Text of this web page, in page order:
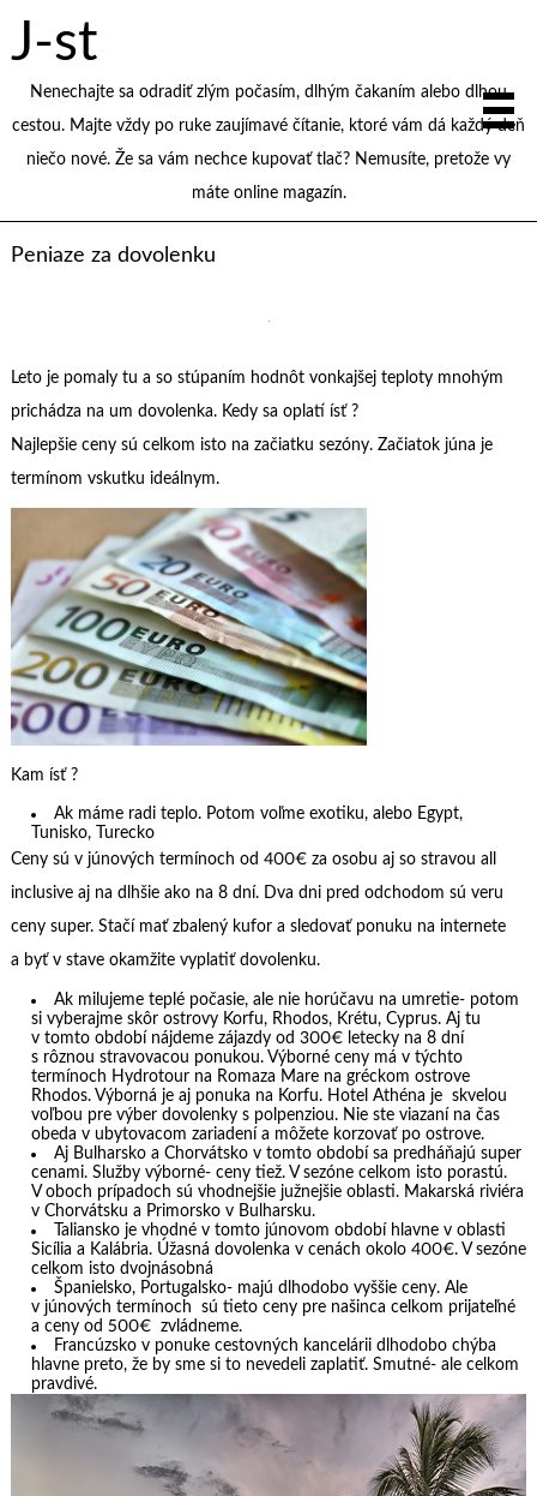
J-st
Nenechajte sa odradiť zlým počasím, dlhým čakaním alebo dlhou
cestou. Majte vždy po ruke zaujímavé čítanie, ktoré vám dá každý deň
niečo nové. Že sa vám nechce kupovať tlač? Nemusíte, pretože vy
máte online magazín.
Peniaze za dovolenku
Leto je pomaly tu a so stúpaním hodnôt vonkajšej teploty mnohým
prichádza na um dovolenka. Kedy sa oplatí ísť ?
Najlepšie ceny sú celkom isto na začiatku sezóny. Začiatok júna je
termínom vskutku ideálnym.
Kam ísť ?
Ak máme radi teplo. Potom voľme exotiku, alebo Egypt,
Tunisko, Turecko
Ceny sú v júnových termínoch od 400€ za osobu aj so stravou all
inclusive aj na dlhšie ako na 8 dní. Dva dni pred odchodom sú veru
ceny super. Stačí mať zbalený kufor a sledovať ponuku na internete
a byť v stave okamžite vyplatiť dovolenku.
Ak milujeme teplé počasie, ale nie horúčavu na umretie- potom
si vyberajme skôr ostrovy Korfu, Rhodos, Krétu, Cyprus. Aj tu
v tomto období nájdeme zájazdy od 300€ letecky na 8 dní
s rôznou stravovacou ponukou. Výborné ceny má v týchto
termínoch Hydrotour na Romaza Mare na gréckom ostrove
Rhodos. Výborná je aj ponuka na Korfu. Hotel Athéna je skvelou
voľbou pre výber dovolenky s polpenziou. Nie ste viazaní na čas
obeda v ubytovacom zariadení a môžete korzovať po ostrove.
Aj Bulharsko a Chorvátsko v tomto období sa predháňajú super
cenami. Služby výborné- ceny tiež. V sezóne celkom isto porastú.
V oboch prípadoch sú vhodnejšie južnejšie oblasti. Makarská riviéra
v Chorvátsku a Primorsko v Bulharsku.
Taliansko je vhodné v tomto júnovom období hlavne v oblasti
Sicília a Kalábria. Úžasná dovolenka v cenách okolo 400€. V sezóne
celkom isto dvojnásobná
Španielsko, Portugalsko- majú dlhodobo vyššie ceny. Ale
v júnových termínoch sú tieto ceny pre našinca celkom prijateľné
a ceny od 500€ zvládneme.
Francúzsko v ponuke cestovných kancelárii dlhodobo chýba
hlavne preto, že by sme si to nevedeli zaplatiť. Smutné- ale celkom
pravdivé.